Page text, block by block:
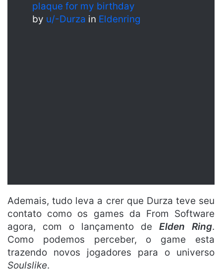
plaque for my birthday
by u/-Durza in Eldenring
Ademais, tudo leva a crer que Durza teve seu
contato como os games da From Software
agora, com o lançamento de Elden Ring.
Como podemos perceber, o game esta
trazendo novos jogadores para o universo
Soulslike.